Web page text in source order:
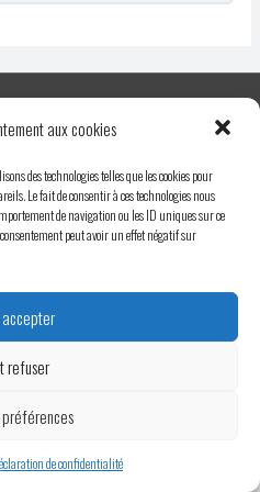
aux cookies
des technologies telles que les cookies pour
Le fait de consentir à ces technologies nous
de navigation ou les ID uniques sur ce
peut avoir un effet négatif sur
refuser
de confidentialité
confidentialité
légales
Mageco Conseils